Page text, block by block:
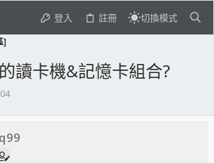
登入 註冊 切換模式
]
讀卡機&記憶卡組合?